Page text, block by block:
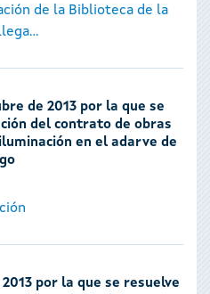
de la Biblioteca de la
de 2013 por la que se
del contrato de obras
en el adarve de
por la que se resuelve